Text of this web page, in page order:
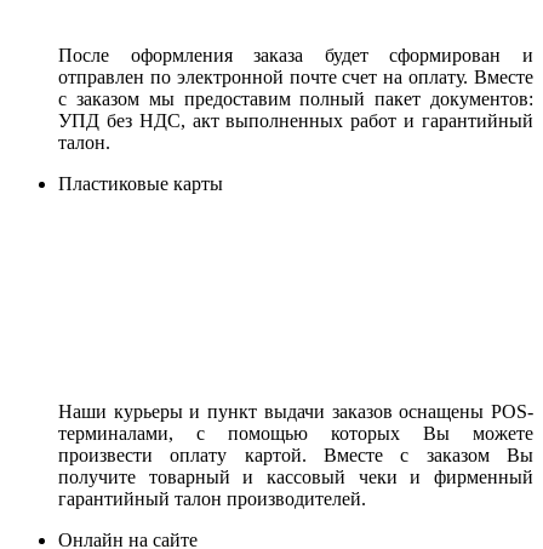
После оформления заказа будет сформирован и
отправлен по электронной почте счет на оплату. Вместе
с заказом мы предоставим полный пакет документов:
УПД без НДС, акт выполненных работ и гарантийный
талон.
Пластиковые карты
Наши курьеры и пункт выдачи заказов оснащены POS-
терминалами, с помощью которых Вы можете
произвести оплату картой. Вместе с заказом Вы
получите товарный и кассовый чеки и фирменный
гарантийный талон производителей.
Онлайн на сайте